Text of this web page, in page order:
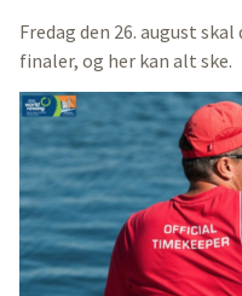
Fredag den 26. august
finaler, og her kan alt ske.